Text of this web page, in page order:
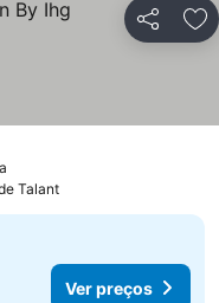
Partilhar
Talant
Ver preços